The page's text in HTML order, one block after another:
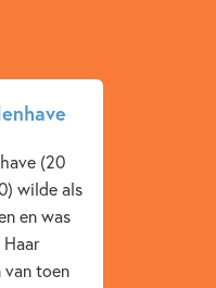
leven
(20
wilde als
en was
van toen